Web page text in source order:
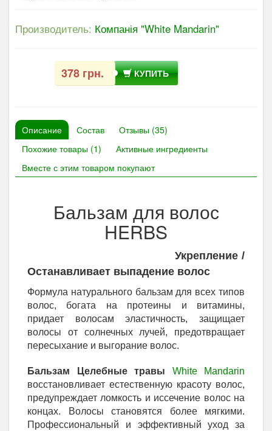
Производитель: Компанія "White Mandarin"
378 грн. КУПИТЬ
Описание Состав
Отзывы (35)
Похожие товары (1)
Активные ингредиенты
Вместе с этим товаром покупают
Бальзам для волос
HERBS
Укрепление /
Останавливает выпадение волос
Формула натурального бальзам для всех типов
волос, богата на протеины и витамины,
придает волосам эластичность, защищает
волосы от солнечных лучей, предотвращает
пересыхание и выгорание волос.
Бальзам Целебные травы
White Mandarin
восстановливает естественную красоту волос,
предупреждает ломкость и иссечение волос на
концах. Волосы становятся более мягкими.
Профессиональный и эффективный уход за